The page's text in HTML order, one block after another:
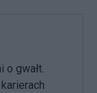
gwałt.